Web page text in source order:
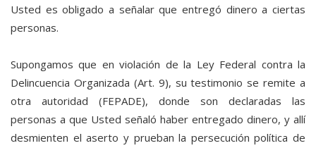
Usted es obligado a señalar que entregó dinero a ciertas
personas.
Supongamos que en violación de la Ley Federal contra la
Delincuencia Organizada (Art. 9), su testimonio se remite a
otra autoridad (FEPADE), donde son declaradas las
personas a que Usted señaló haber entregado dinero, y allí
desmienten el aserto y prueban la persecución política de